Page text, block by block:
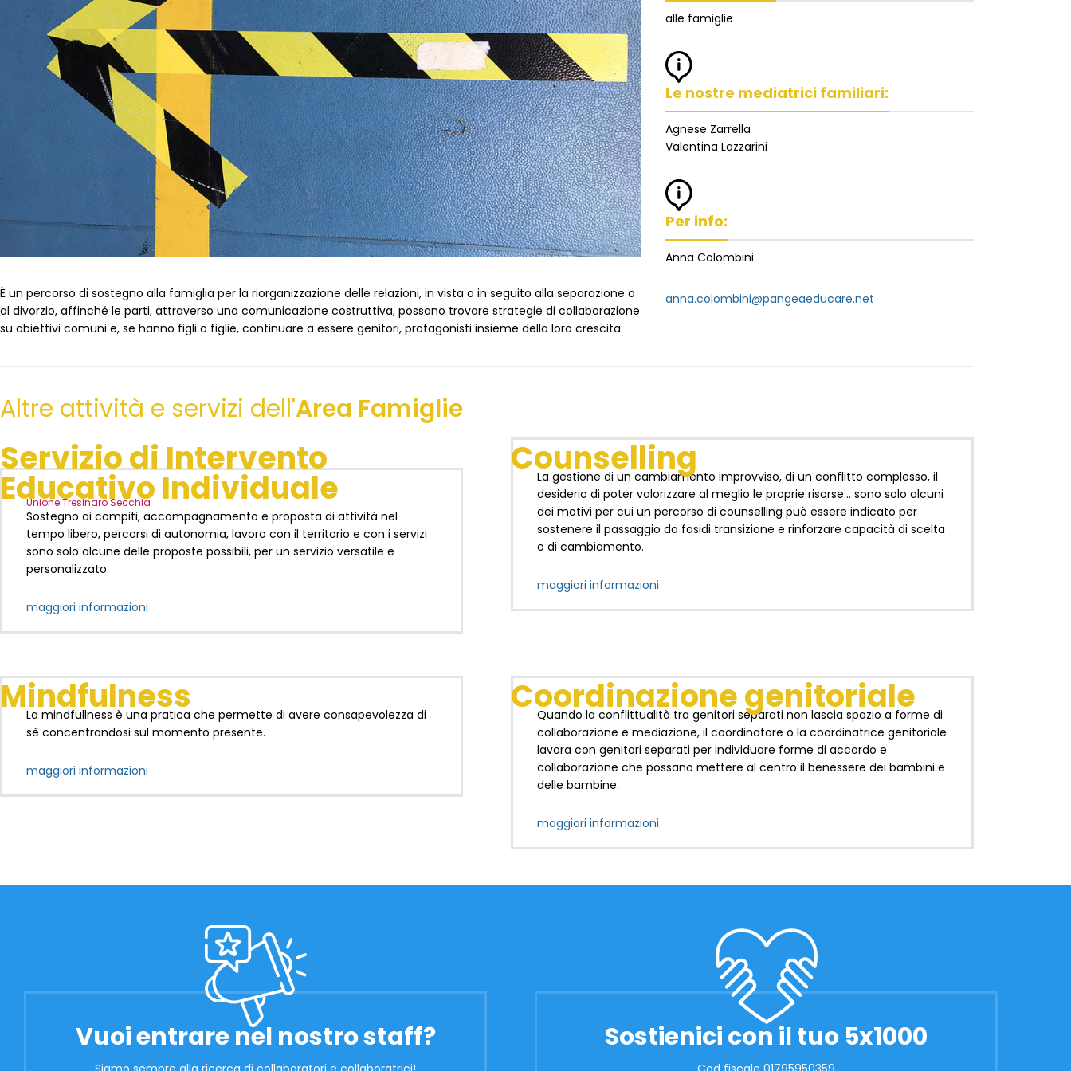
È un percorso di sostegno alla famiglia per la riorganizzazione delle relazioni, in vista o in seguito alla separazione o
al divorzio, affinché le parti, attraverso una comunicazione costruttiva, possano trovare strategie di collaborazione
su obiettivi comuni e, se hanno figli o figlie, continuare a essere genitori, protagonisti insieme della loro crescita.
alle famiglie
Le nostre mediatrici familiari:
Agnese Zarrella
Valentina Lazzarini
Per info:
Anna Colombini
anna.colombini@pangeaeducare.net
Altre attività e servizi dell'Area Famiglie
Servizio di Intervento
Educativo Individuale
Unione Tresinaro Secchia
Sostegno ai compiti, accompagnamento e proposta di attività nel
tempo libero, percorsi di autonomia, lavoro con il territorio e con i servizi
sono solo alcune delle proposte possibili, per un servizio versatile e
personalizzato.
maggiori informazioni
Counselling
La gestione di un cambiamento improvviso, di un conflitto complesso, il
desiderio di poter valorizzare al meglio le proprie risorse… sono solo alcuni
dei motivi per cui un percorso di counselling può essere indicato per
sostenere il passaggio da fasidi transizione e rinforzare capacità di scelta
o di cambiamento.
maggiori informazioni
Mindfulness
La mindfullness è una pratica che permette di avere consapevolezza di
sè concentrandosi sul momento presente.
maggiori informazioni
Coordinazione genitoriale
Quando la conflittualità tra genitori separati non lascia spazio a forme di
collaborazione e mediazione, il coordinatore o la coordinatrice genitoriale
lavora con genitori separati per individuare forme di accordo e
collaborazione che possano mettere al centro il benessere dei bambini e
delle bambine.
maggiori informazioni
Vuoi entrare nel nostro staff? Sostienici con il tuo 5x1000